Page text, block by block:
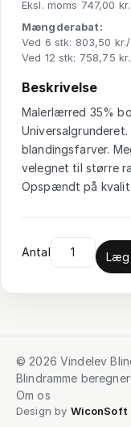
Eksl. moms 747,00 kr.
Mængderabat:
Ved 6 stk: 803,50
Ved 12 stk: 758,75
Beskrivelse
Malerlærred 35%
blandingsfarver.
velegnet til større
Opspændt på
Antal Læg
© 2026 Vindelev
Blindramme beregner
Om os
Design by WiconSoft